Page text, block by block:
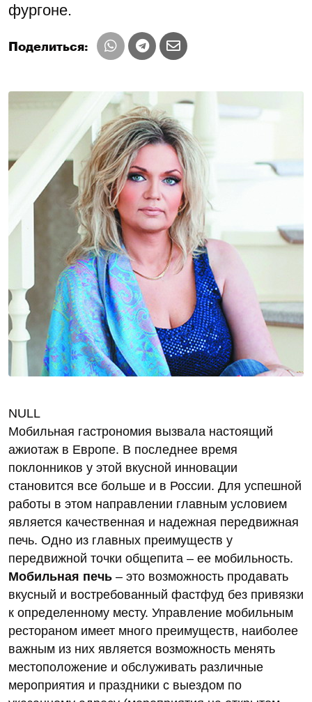
фургоне.
Поделиться:
NULL
Мобильная гастрономия вызвала настоящий
ажиотаж в Европе. В последнее время
поклонников у этой вкусной инновации
становится все больше и в России. Для успешной
работы в этом направлении главным условием
является качественная и надежная передвижная
печь. Одно из главных преимуществ у
передвижной точки общепита – ее мобильность.
Мобильная печь – это возможность продавать
вкусный и востребованный фастфуд без привязки
к определенному месту. Управление мобильным
рестораном имеет много преимуществ, наиболее
важным из них является возможность менять
местоположение и обслуживать различные
мероприятия и праздники с выездом по